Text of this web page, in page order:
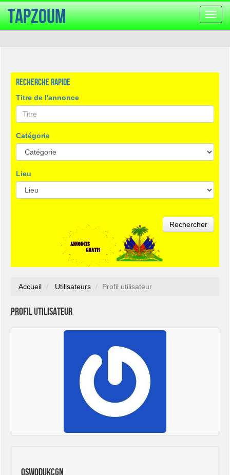
la
TapZoum
Recherche rapide
Titre de l'annonce
Catégorie
Lieu
Rechercher
Accueil Utilisateurs Profil utilisateur
Profil utilisateur
oswodukcgn